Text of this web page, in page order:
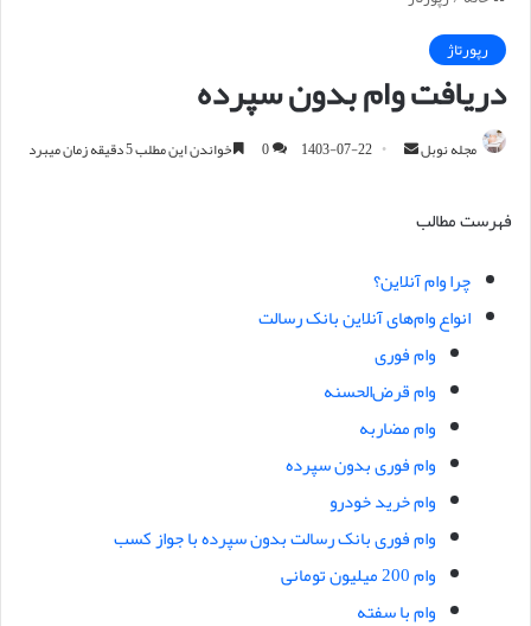
رپورتاژ
دریافت وام بدون سپرده
مجله نوبل
ا
ی
م
ل
1403-07-22
0 خواندن این مطلب 5 دقیقه زمان میبرد
فهرست مطالب
چرا وام آنلاین؟
انواع وام‌های آنلاین بانک رسالت
وام فوری
وام قرض‌الحسنه
وام مضاربه
وام فوری بدون سپرده
وام خرید خودرو
وام فوری بانک رسالت بدون سپرده با جواز کسب
وام 200 میلیون تومانی
وام با سفته